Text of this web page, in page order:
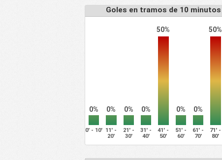
Goles en tramos de 10 minutos
0% 0% 0% 0%
50%
0% 0%
50%
0' - 10' 11' -
20'
21' -
30'
31' -
40'
41' -
50'
51' -
60'
61' -
70'
71' -
80'